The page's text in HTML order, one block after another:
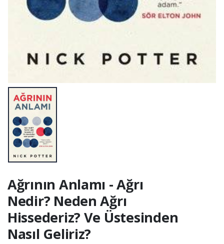
Ağrının Anlamı - Ağrı
Nedir? Neden Ağrı
Hissederiz? Ve Üstesinden
Nasıl Geliriz?